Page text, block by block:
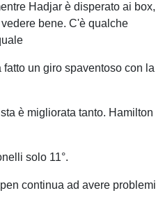
Hadjar è disperato ai box,
bene. C'è qualche
un giro spaventoso con la
è migliorata tanto. Hamilton
solo 11°.
continua ad avere problemi